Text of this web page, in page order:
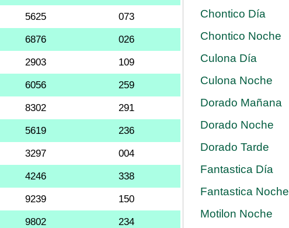
5625 073
6876 026
2903 109
6056 259
8302 291
5619 236
3297 004
4246 338
9239 150
9802 234
Chontico Día
Chontico Noche
Culona Día
Culona Noche
Dorado Mañana
Dorado Noche
Dorado Tarde
Fantastica Día
Fantastica Noche
Motilon Noche